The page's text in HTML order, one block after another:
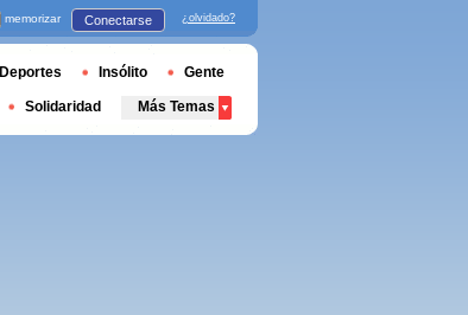
memorizar Conectarse ¿olvidado?
Deportes Insólito Gente
Solidaridad Más Temas